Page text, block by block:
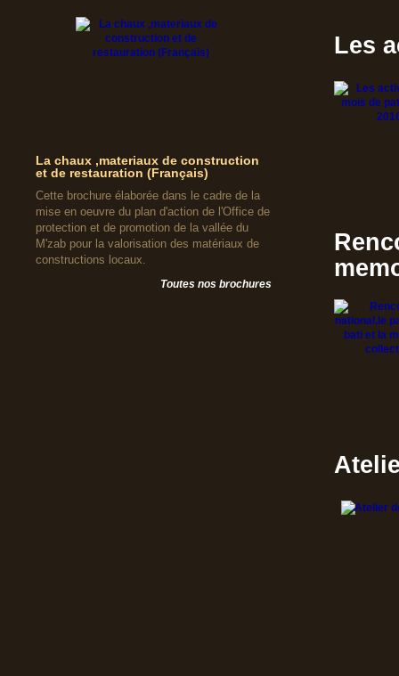
La chaux ,materiaux de construction
et de restauration (Français)
Cette brochure élaborée dans le cadre de la
mise en oeuvre du plan d'action de l'Office de
protection et de promotion de la vallée du
M'zab pour la valorisation des matériaux de
constructions locaux.
Toutes nos brochures
Les